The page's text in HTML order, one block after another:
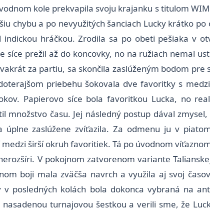
kole prekvapila svoju krajanku s titulom
chybu a po nevyužitých šanciach Lucky krátko
hráčkou. Zrodila sa po obeti pešiaka v
síce prežil až do koncovky, no na ružiach nemal
za partiu, sa skončila zaslúženým bodom
priebehu šokovala dve favoritky s
Papierovo síce bola favoritkou Lucka, no
množstvo času. Jej následný postup dával
zaslúžene zvíťazila. Za odmenu ju v
širší okruh favoritiek. Tá po úvodnom
V pokojnom zatvorenom variante
boji mala zväčša navrch a využila aj svoj
posledných kolách bola dokonca vybraná na
turnajovou šestkou a verili sme, že